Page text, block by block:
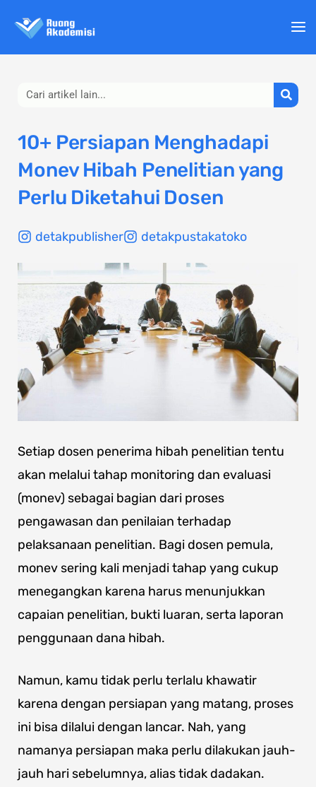
konten
Search
10+ Persiapan Menghadapi
Monev Hibah Penelitian yang
Perlu Diketahui Dosen
detakpublisher detakpustakatoko
Setiap dosen penerima hibah penelitian tentu
akan melalui tahap monitoring dan evaluasi
(monev) sebagai bagian dari proses
pengawasan dan penilaian terhadap
pelaksanaan penelitian. Bagi dosen pemula,
monev sering kali menjadi tahap yang cukup
menegangkan karena harus menunjukkan
capaian penelitian, bukti luaran, serta laporan
penggunaan dana hibah.
Namun, kamu tidak perlu terlalu khawatir
karena dengan persiapan yang matang, proses
ini bisa dilalui dengan lancar. Nah, yang
namanya persiapan maka perlu dilakukan jauh-
jauh hari sebelumnya, alias tidak dadakan.